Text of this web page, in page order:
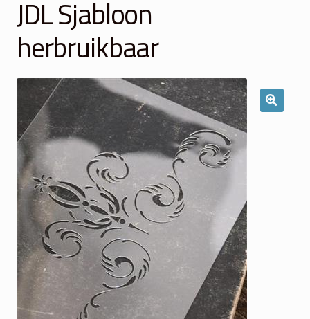
Winkelmand
Over Ons
Veelgestelde vragen
Contact
JDL Sjabloon
herbruikbaar